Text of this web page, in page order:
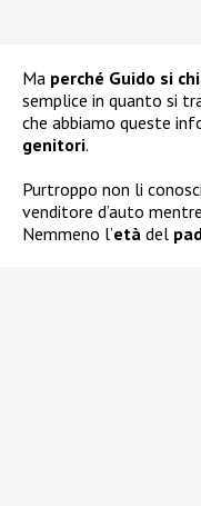
Ma perché Guido si
semplice in quanto si
che abbiamo queste
genitori.
Purtroppo non li
venditore d’auto
Nemmeno l’età del